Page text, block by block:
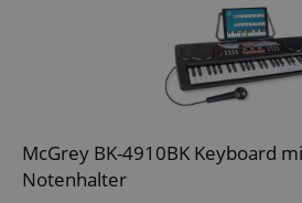
McGrey BK-4910BK Keyboard
Notenhalter